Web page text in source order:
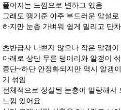
풀어지는 느낌으로 변하고 있음
그래도 땡기준 아주 부드러운 압설
하지만 눈층 가벼워 쉽게 밀리고 단
초반급사 나쁘지 않으나 작은 알갱
아래로 상단 무른 덩어리와 알갱이
중단~하단 안정화되지만 역시 알갱
기 섞임
전체적으로 정설된 눈층이 말랑해서
느낌 있어요